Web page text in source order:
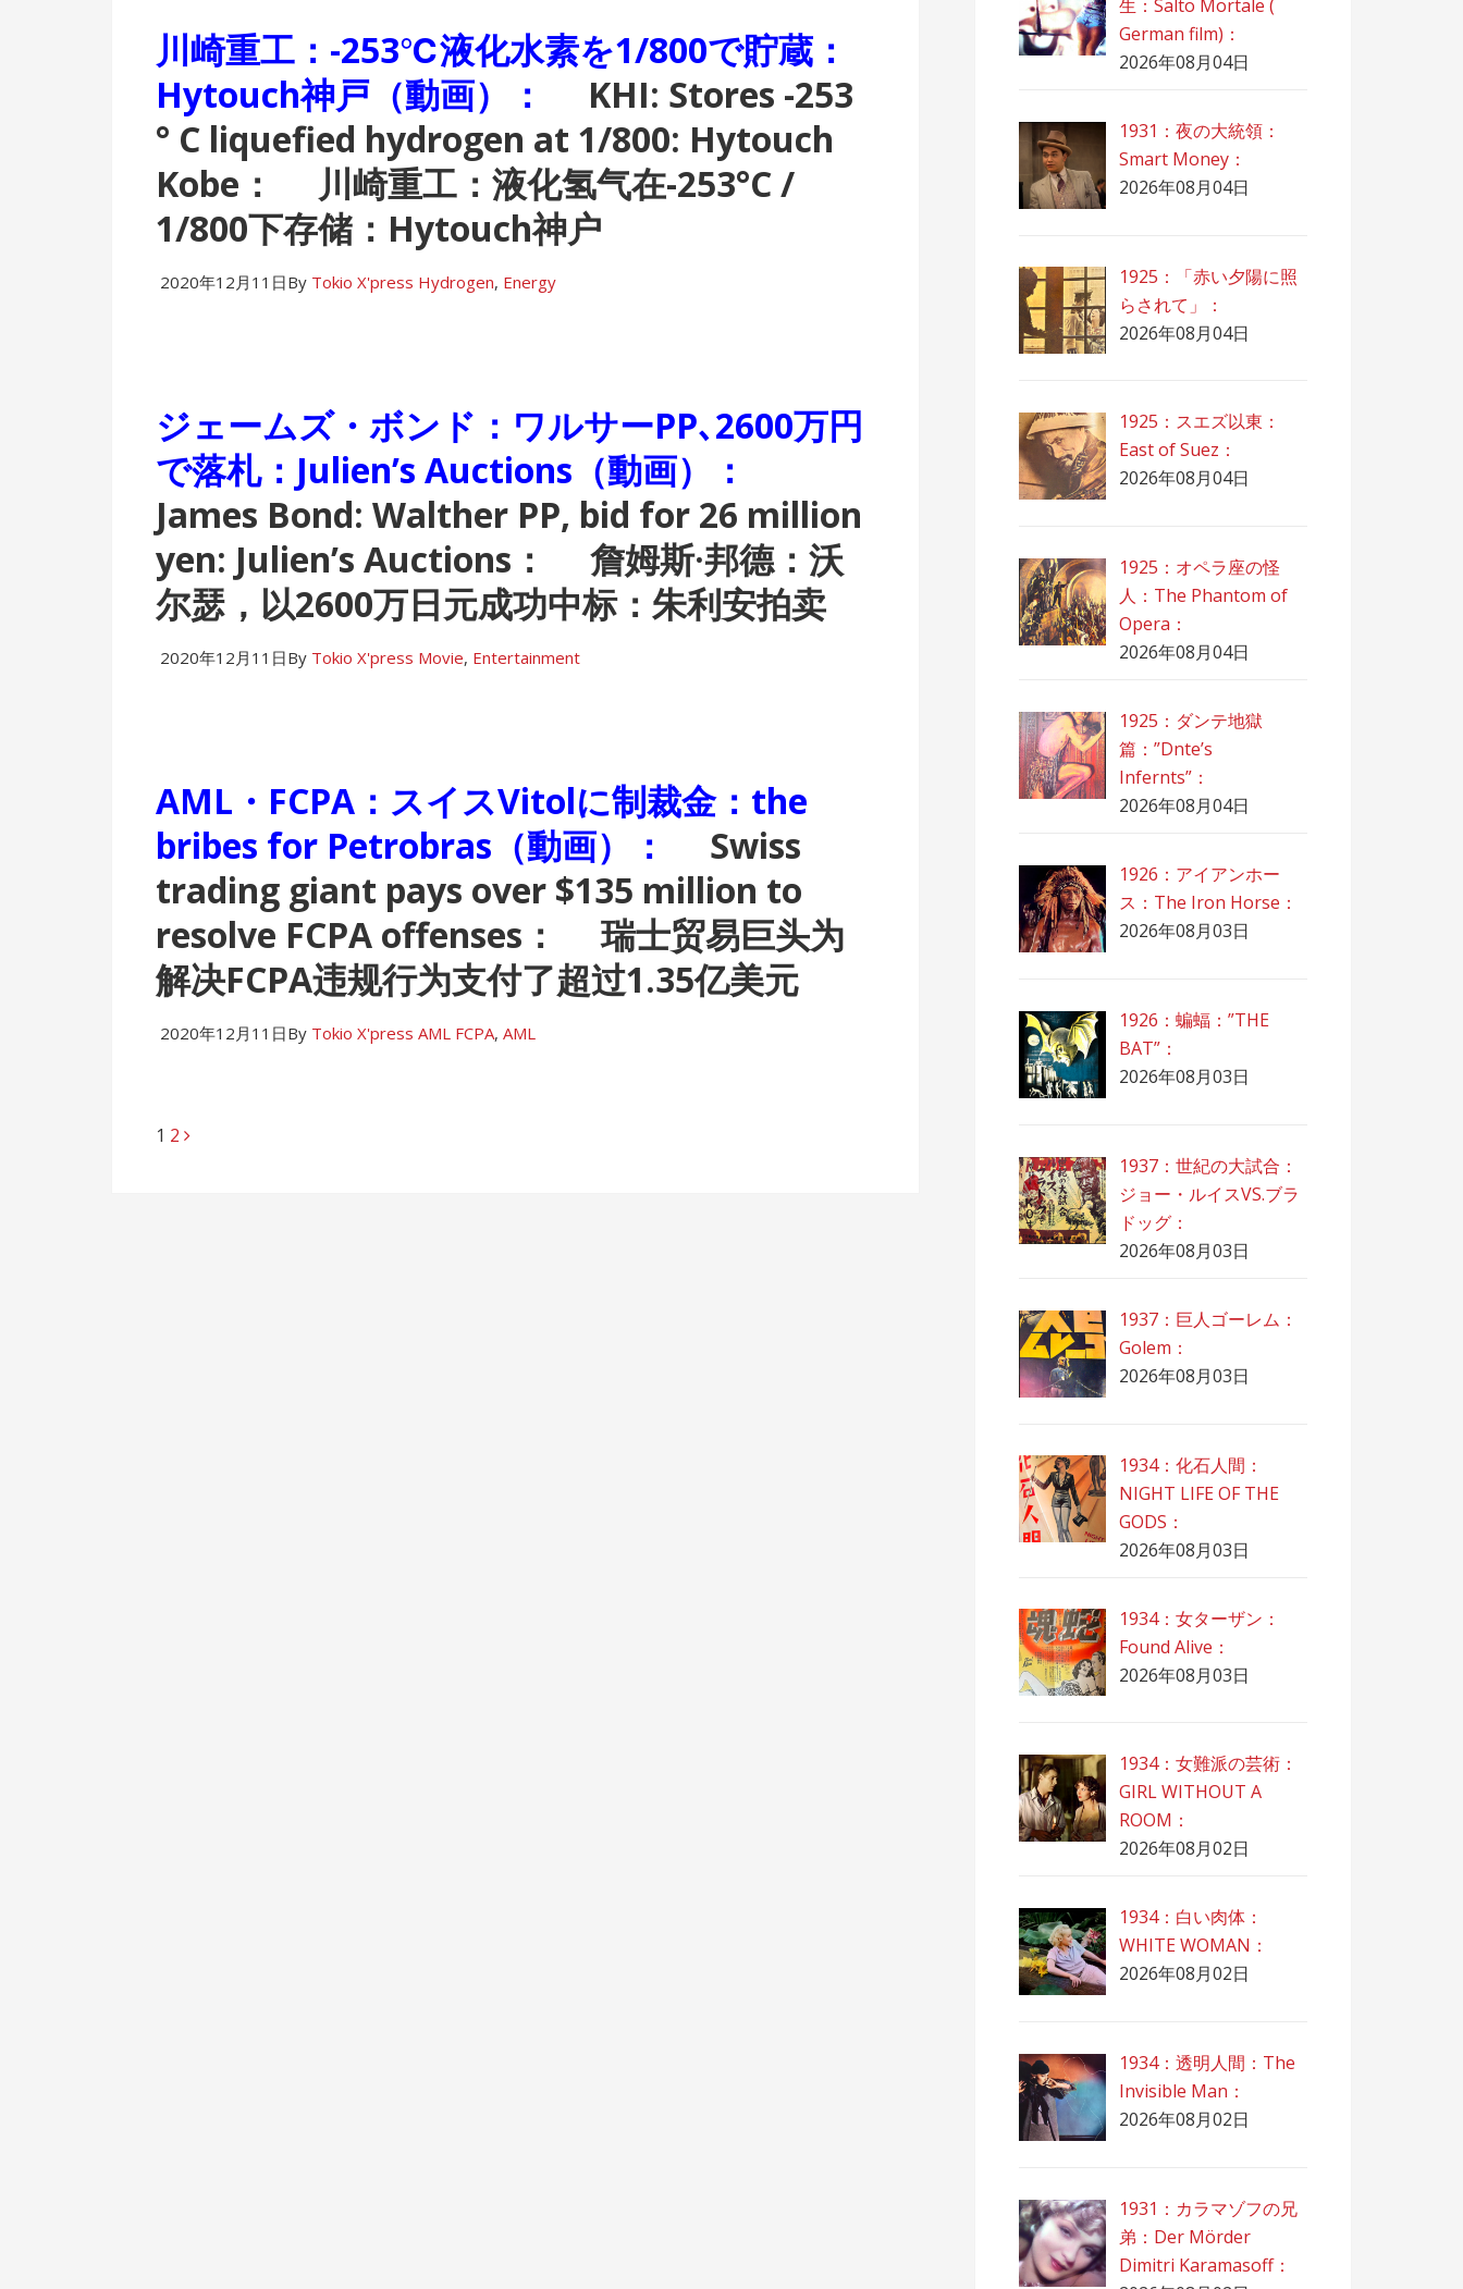
川崎重工：-253℃液化水素を1/800で貯蔵：
Hytouch神戸（動画）：
KHI: Stores -253
° C liquefied hydrogen at 1/800: Hytouch
Kobe：
川崎重工：液化氢气在-253°C /
1/800下存储：Hytouch神户
2020年12月11日By Tokio X'press Hydrogen, Energy
ジェームズ・ボンド：ワルサーPP､2600万円
で落札：Julien’s Auctions（動画）：
James Bond: Walther PP, bid for 26 million
yen: Julien’s Auctions：
詹姆斯·邦德：沃
尔瑟，以2600万日元成功中标：朱利安拍卖
2020年12月11日By Tokio X'press Movie, Entertainment
AML・FCPA：スイスVitolに制裁金：the
bribes for Petrobras（動画）：
Swiss
trading giant pays over $135 million to
resolve FCPA offenses：
瑞士贸易巨头为
解决FCPA违规行为支付了超过1.35亿美元
2020年12月11日By Tokio X'press AML FCPA, AML
Page
1 Page
2
生：Salto Mortale (
German film)：
2026年08月04日
1931：夜の大統領：
Smart Money：
2026年08月04日
1925：「赤い夕陽に照
らされて」：
2026年08月04日
1925：スエズ以東：
East of Suez：
2026年08月04日
1925：オペラ座の怪
人：The Phantom of
Opera：
2026年08月04日
1925：ダンテ地獄
篇：”Dnte’s
Infernts”：
2026年08月04日
1926：アイアンホー
ス：The Iron Horse：
2026年08月03日
1926：蝙蝠：”THE
BAT”：
2026年08月03日
1937：世紀の大試合：
ジョー・ルイスVS.ブラ
ドッグ：
2026年08月03日
1937：巨人ゴーレム：
Golem：
2026年08月03日
1934：化石人間：
NIGHT LIFE OF THE
GODS：
2026年08月03日
1934：女ターザン：
Found Alive：
2026年08月03日
1934：女難派の芸術：
GIRL WITHOUT A
ROOM：
2026年08月02日
1934：白い肉体：
WHITE WOMAN：
2026年08月02日
1934：透明人間：The
Invisible Man：
2026年08月02日
1931：カラマゾフの兄
弟：Der Mörder
Dimitri Karamasoff：